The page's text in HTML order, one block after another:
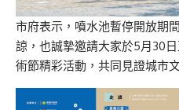
市府表示，噴水池暫停開放期
諒，也誠摯邀請大家於5月30
術節精彩活動，共同見證城市